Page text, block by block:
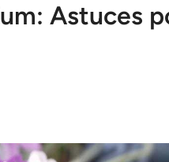
Astuces